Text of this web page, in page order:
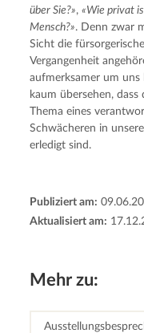
über Sie?», «Wie privat
Mensch?». Denn zwar
Sicht die
Vergangenheit
aufmerksamer um
kaum übersehen,
Thema eines
Schwächeren in
erledigt sind.
Publiziert am:
Aktualisiert am:
Mehr zu: